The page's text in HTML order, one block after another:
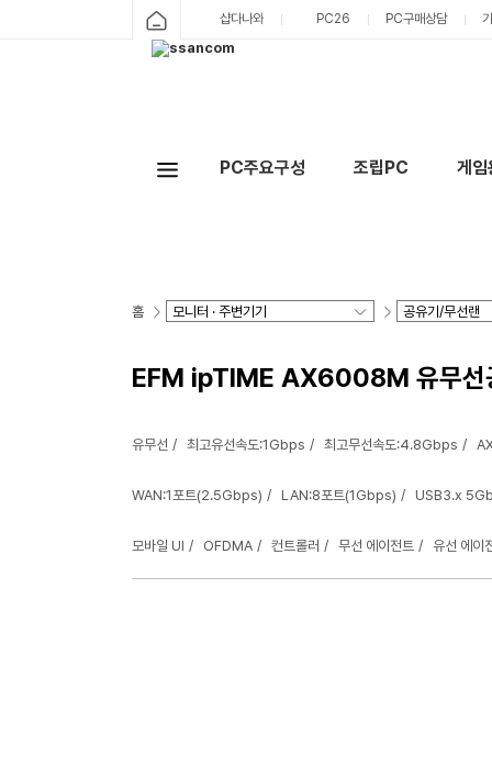
샵다나와 PC26 PC구매상담
PC주요구성 조립PC 게
홈
EFM ipTIME AX6008M 유무선
유무선 최고유선속도:1Gbps 최고무선속도:4.8Gbps
WAN:1포트(2.5Gbps) LAN:8포트(1Gbps) USB3.x
모바일 UI OFDMA 컨트롤러 무선 에이전트 유선 에이